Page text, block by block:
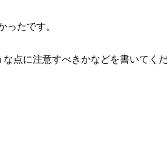
たです。
点に注意すべきかなどを書いてくだ